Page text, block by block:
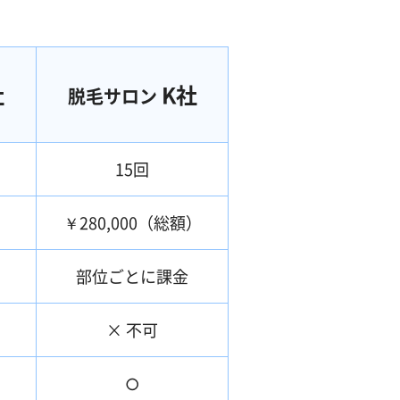
脱毛サロン K社
15回
￥280,000（総額）
部位ごとに課金
× 不可
○